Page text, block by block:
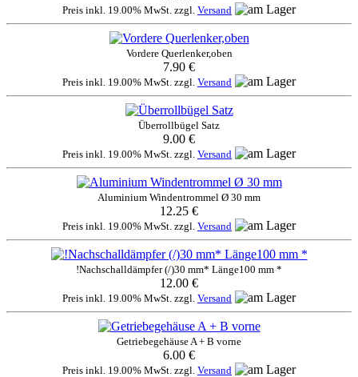
Preis inkl. 19.00% MwSt. zzgl. Versand
Vordere Querlenker,oben
7.90 €
Preis inkl. 19.00% MwSt. zzgl. Versand
Überrollbügel Satz
9.00 €
Preis inkl. 19.00% MwSt. zzgl. Versand
Aluminium Windentrommel Ø 30 mm
12.25 €
Preis inkl. 19.00% MwSt. zzgl. Versand
!Nachschalldämpfer (/)30 mm* Länge100 mm *
12.00 €
Preis inkl. 19.00% MwSt. zzgl. Versand
Getriebegehäuse A + B vorne
6.00 €
Preis inkl. 19.00% MwSt. zzgl. Versand